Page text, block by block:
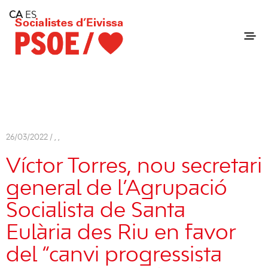
Consell Insular d'Eivissa
Services
Contact
26/03/2022 / , ,
Víctor Torres, nou secretari
general de l’Agrupació
Socialista de Santa
Eulària des Riu en favor
del “canvi progressista
CA ES